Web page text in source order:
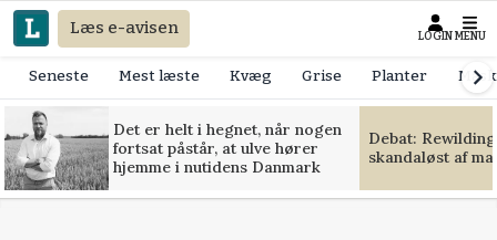
Læs e-avisen LOGIN MENU
Seneste Mest læste Kvæg Grise Planter
Det er helt i hegnet, når nogen
fortsat påstår, at ulve hører
hjemme i nutidens Danmark
Debat:
skandaløst af